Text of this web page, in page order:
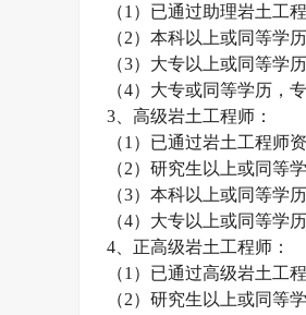
（1）已通过助理岩土工
（2）本科以上或同等学历
（3）大专以上或同等学
（4）大专或同等学历，
3、高级岩土工程师 ：
（1）已通过岩土工程师
（2）研究生以上或同等
（3）本科以上或同等学
（4）大专以上或同等学
4、正高级岩土工程师 ：
（1）已通过高级岩土工
（2）研究生以上或同等